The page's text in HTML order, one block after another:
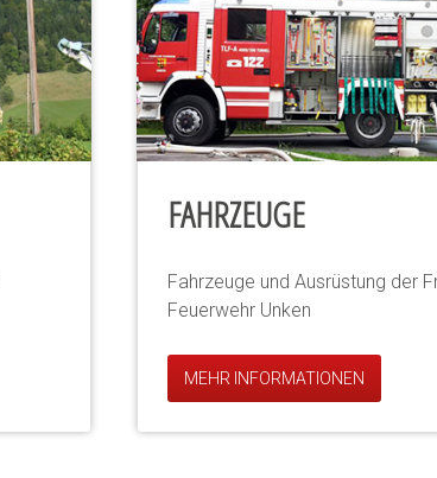
FAHRZEUGE
Fahrzeuge und Ausrüstung der
Feuerwehr Unken
MEHR INFORMATIONEN